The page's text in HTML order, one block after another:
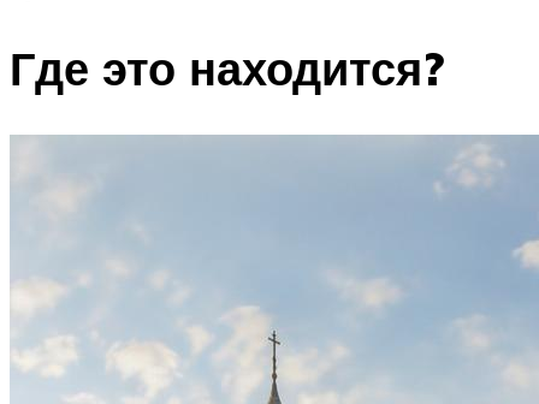
Где это находится?